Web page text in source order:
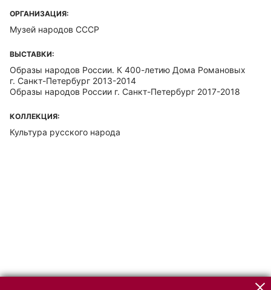
ОРГАНИЗАЦИЯ:
Музей народов СССР
ВЫСТАВКИ:
Образы народов России. К 400-летию Дома Романовых
г. Санкт-Петербург 2013-2014
Образы народов России г. Санкт-Петербург 2017-2018
КОЛЛЕКЦИЯ:
Культура русского народа